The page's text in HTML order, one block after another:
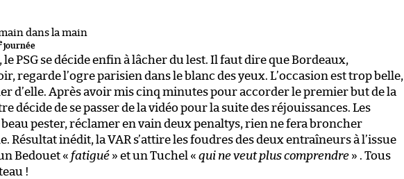
dans la main
journée
PSG se décide enfin à lâcher du lest. Il faut dire que Bordeaux,
regarde l’ogre parisien dans le blanc des yeux. L’occasion est trop belle,
d’elle. Après avoir mis cinq minutes pour accorder le premier but de la
décide de se passer de la vidéo pour la suite des réjouissances. Les
pester, réclamer en vain deux penaltys, rien ne fera broncher
Résultat inédit, la VAR s’attire les foudres des deux entraîneurs à l’issue
Bedouet « fatigué » et un Tuchel « qui ne veut plus comprendre » . Tous
!